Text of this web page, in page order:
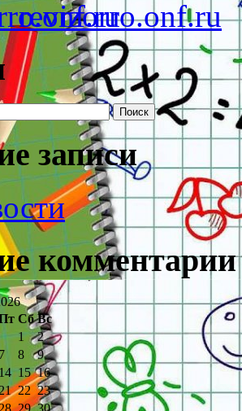
записи
комментарии
Сб Вс
1
2
7 8
9
14 15 16
21 22 23
29 30